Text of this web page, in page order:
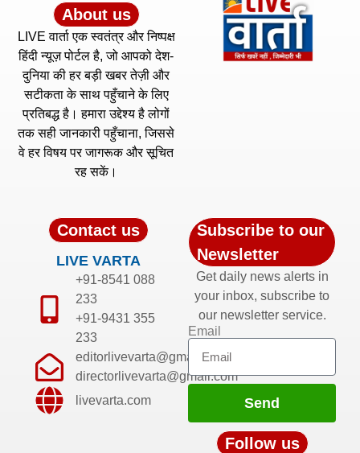
About us
LIVE वार्ता एक स्वतंत्र और निष्पक्ष
हिंदी न्यूज़ पोर्टल है, जो आपको देश-
दुनिया की हर बड़ी खबर तेज़ी और
सटीकता के साथ पहुँचाने के लिए
प्रतिबद्ध है। हमारा उद्देश्य है लोगों
तक सही जानकारी पहुँचाना, जिससे
वे हर विषय पर जागरूक और सूचित
रह सकें।
Contact us
LIVE VARTA
+91-8541 088
233
+91-9431 355
233
editorlivevarta@gmail.com
directorlivevarta@gmail.com
livevarta.com
Subscribe to our
Newsletter
Get daily news alerts in
your inbox, subscribe to
our newsletter service.
Email
Send
Follow us